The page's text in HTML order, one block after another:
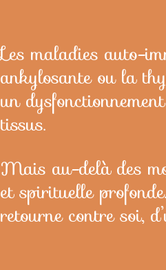
Les maladies auto-
ankylosante ou la
un
tissus.
Mais au-delà des
et spirituelle
retourne contre soi,